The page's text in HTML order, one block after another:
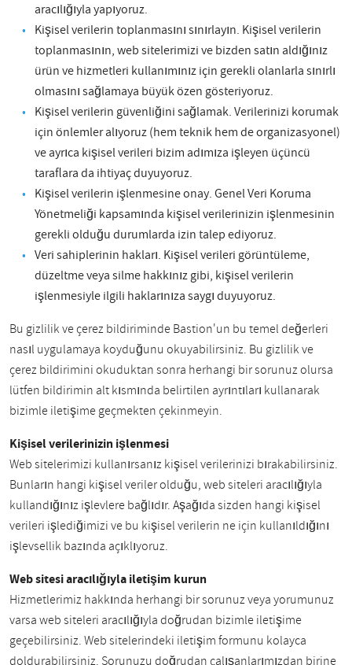
aracılığıyla yapıyoruz.
Kişisel verilerin toplanmasını sınırlayın. Kişisel verilerin
toplanmasının, web sitelerimizi ve bizden satın aldığınız
ürün ve hizmetleri kullanımınız için gerekli olanlarla sınırlı
olmasını sağlamaya büyük özen gösteriyoruz.
Kişisel verilerin güvenliğini sağlamak. Verilerinizi korumak
için önlemler alıyoruz (hem teknik hem de organizasyonel)
ve ayrıca kişisel verileri bizim adımıza işleyen üçüncü
taraflara da ihtiyaç duyuyoruz.
Kişisel verilerin işlenmesine onay. Genel Veri Koruma
Yönetmeliği kapsamında kişisel verilerinizin işlenmesinin
gerekli olduğu durumlarda izin talep ediyoruz.
Veri sahiplerinin hakları. Kişisel verileri görüntüleme,
düzeltme veya silme hakkınız gibi, kişisel verilerin
işlenmesiyle ilgili haklarınıza saygı duyuyoruz.
Bu gizlilik ve çerez bildiriminde Bastion'un bu temel değerleri
nasıl uygulamaya koyduğunu okuyabilirsiniz. Bu gizlilik ve
çerez bildirimini okuduktan sonra herhangi bir sorunuz olursa
lütfen bildirimin alt kısmında belirtilen ayrıntıları kullanarak
bizimle iletişime geçmekten çekinmeyin.
Kişisel verilerinizin işlenmesi
Web sitelerimizi kullanırsanız kişisel verilerinizi bırakabilirsiniz.
Bunların hangi kişisel veriler olduğu, web siteleri aracılığıyla
kullandığınız işlevlere bağlıdır. Aşağıda sizden hangi kişisel
verileri işlediğimizi ve bu kişisel verilerin ne için kullanıldığını
işlevsellik bazında açıklıyoruz.
Web sitesi aracılığıyla iletişim kurun
Hizmetlerimiz hakkında herhangi bir sorunuz veya yorumunuz
varsa web siteleri aracılığıyla doğrudan bizimle iletişime
geçebilirsiniz. Web sitelerindeki iletişim formunu kolayca
doldurabilirsiniz. Sorunuzu doğrudan çalışanlarımızdan birine